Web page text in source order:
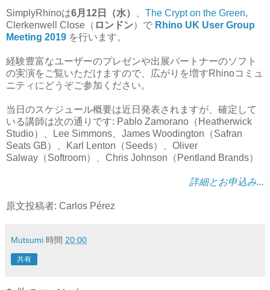
SimplyRhinoは6月12日（水） The Crypt on the Green,
Clerkenwell Close（ ロンドン）で Rhino UK User Group
Meeting 2019 を行います。
経験豊富なユーザーのプレゼンや出展パートナーのソフト
の実演をご覧いただけますので、広がりを増すRhinoコミュ
ニティにどうぞご参加ください。
当日のスケジュール概要は近日発表されますが、確定して
いる講師は次の通りです: Pablo Zamorano（Heatherwick
Studio）、Lee Simmons、James Woodington（Safran
Seats GB）、Karl Lenton（Seeds）、Oliver
Salway（Softroom）、Chris Johnson（Pentland Brands）
詳細とお申込み...
原文投稿者: Carlos Pérez
Mutsumi 時間 20:00
共有